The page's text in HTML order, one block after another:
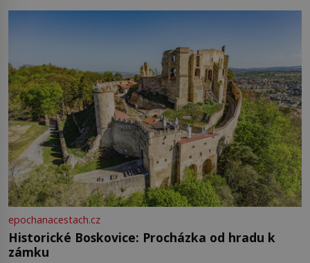
epochanacestach.cz
Historické Boskovice: Procházka od hradu k
zámku